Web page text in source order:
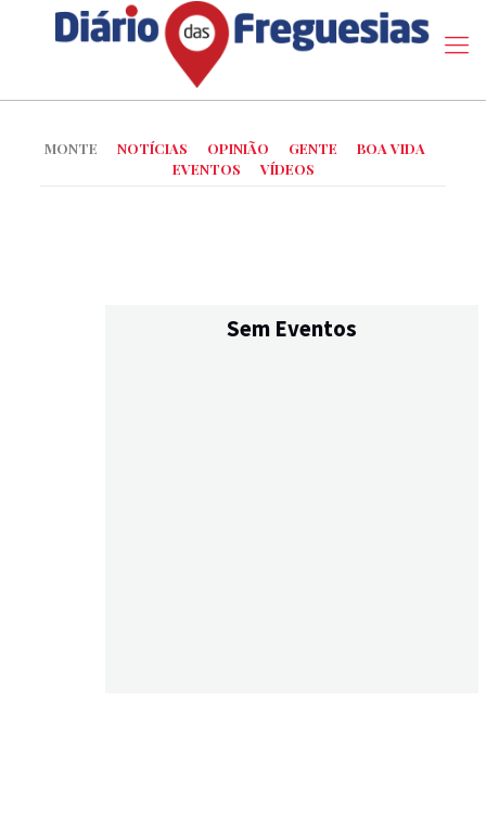
MONTE NOTÍCIAS OPINIÃO GENTE
BOA VIDA
EVENTOS
VÍDEOS
Sem Eventos